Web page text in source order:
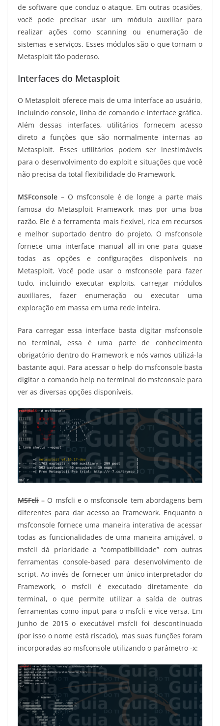
de software que conduz o ataque. Em outras ocasiões,
você pode precisar usar um módulo auxiliar para
realizar ações como scanning ou enumeração de
sistemas e serviços. Esses módulos são o que tornam o
Metasploit tão poderoso.
Interfaces do Metasploit
O Metasploit oferece mais de uma interface ao usuário,
incluindo console, linha de comando e interface gráfica.
Além dessas interfaces, utilitários fornecem acesso
direto a funções que são normalmente internas ao
Metasploit. Esses utilitários podem ser inestimáveis
para o desenvolvimento do exploit e situações que você
não precisa da total flexibilidade do Framework.
MSFconsole – O msfconsole é de longe a parte mais
famosa do Metasploit Framework, mas por uma boa
razão. Ele é a ferramenta mais flexível, rica em recursos
e melhor suportado dentro do projeto. O msfconsole
fornece uma interface manual all-in-one para quase
todas as opções e configurações disponíveis no
Metasploit. Você pode usar o msfconsole para fazer
tudo, incluindo executar exploits, carregar módulos
auxiliares, fazer enumeração ou executar uma
exploração em massa em uma rede inteira.
Para carregar essa interface basta digitar msfconsole
no terminal, essa é uma parte de conhecimento
obrigatório dentro do Framework e nós vamos utilizá-la
bastante aqui. Para acessar o help do msfconsole basta
digitar o comando help no terminal do msfconsole para
ver as diversas opções disponíveis.
MSFcli – O msfcli e o msfconsole tem abordagens bem
diferentes para dar acesso ao Framework. Enquanto o
msfconsole fornece uma maneira interativa de acessar
todas as funcionalidades de uma maneira amigável, o
msfcli dá prioridade a “compatibilidade” com outras
ferramentas console-based para desenvolvimento de
script. Ao invés de fornecer um único interpretador do
Framework, o msfcli é executado diretamente do
terminal, o que permite utilizar a saída de outras
ferramentas como input para o msfcli e vice-versa. Em
junho de 2015 o executável msfcli foi descontinuado
(por isso o nome está riscado), mas suas funções foram
incorporadas ao msfconsole utilizando o parâmetro -x: